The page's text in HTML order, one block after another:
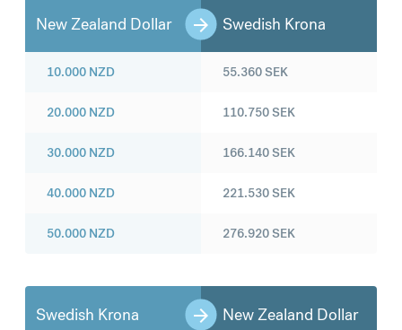
New Zealand Dollar Swedish Krona
10.000 NZD
20.000 NZD
30.000 NZD
40.000 NZD
50.000 NZD
55.360SEK
110.750SEK
166.140SEK
221.530SEK
276.920SEK
Swedish Krona New Zealand Dollar